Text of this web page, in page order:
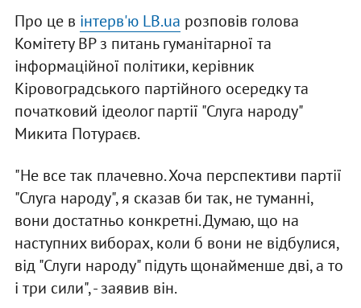
Про це в інтерв'ю LB.ua розповів голова
Комітету ВР з питань гуманітарної та
інформаційної політики, керівник
Кіровоградського партійного осередку та
початковий ідеолог партії "Слуга народу"
Микита Потураєв.
"Не все так плачевно. Хоча перспективи партії
"Слуга народу", я сказав би так, не туманні,
вони достатньо конкретні. Думаю, що на
наступних виборах, коли б вони не відбулися,
від "Слуги народу" підуть щонайменше дві, а то
і три сили", - заявив він.